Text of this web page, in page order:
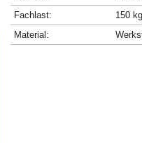
Fachlast:
150 kg
Material: